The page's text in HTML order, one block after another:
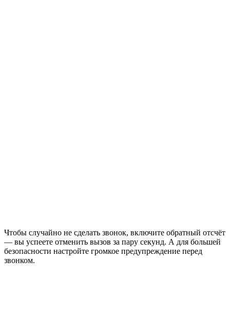
Чтобы случайно не сделать звонок, включите обратный отсчёт
— вы успеете отменить вызов за пару секунд. А для большей
безопасности настройте громкое предупреждение перед
звонком.